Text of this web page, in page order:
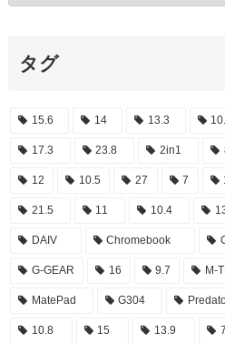
タグ
15.6 14 13.3
17.3 23.8 2in1
12 10.5 27 7
21.5 11 10.4
DAIV Chromebook
G-GEAR 16 9.7 M-
MatePad G304
10.8 15 13.9